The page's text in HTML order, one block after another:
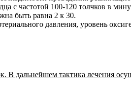
с частотой 100-120 толчков в
быть равна 2 к 30.
давления, уровень
дальнейшем тактика лечения